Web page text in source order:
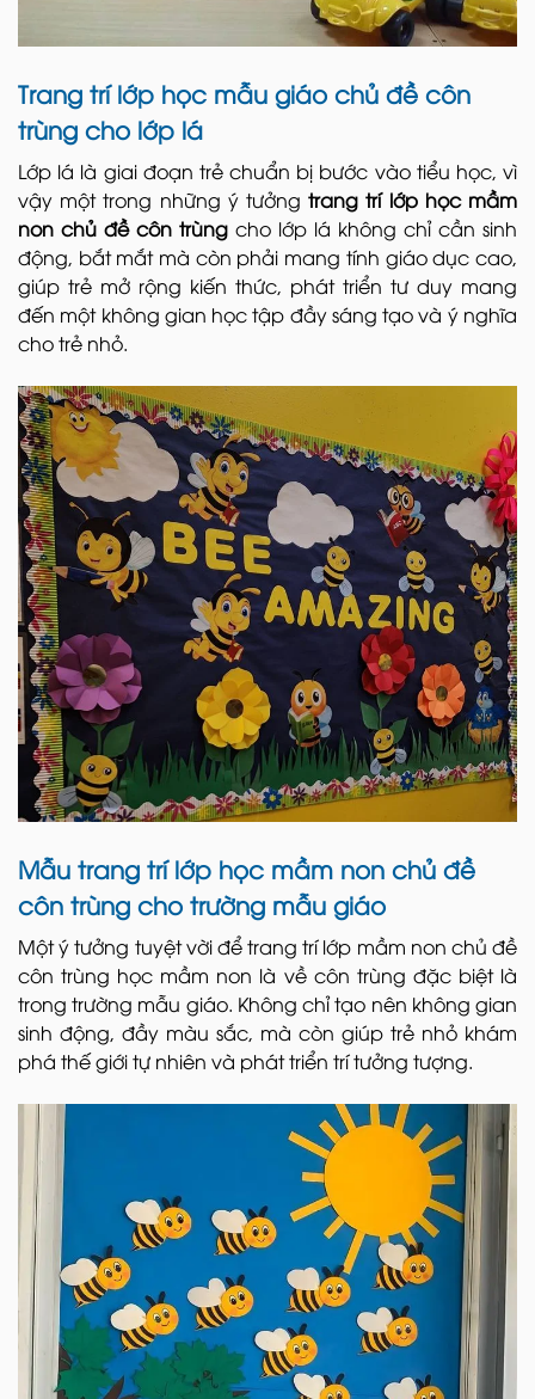
Trang trí lớp học mẫu giáo chủ đề côn
trùng cho lớp lá
Lớp lá là giai đoạn trẻ chuẩn bị bước vào tiểu học, vì
vậy một trong những ý tưởngtrang trí lớp học mầm
non chủ đề côn trùng cho lớp lá không chỉ cần sinh
động, bắt mắt mà còn phải mang tính giáo dục cao,
giúp trẻ mở rộng kiến thức, phát triển tư duy mang
đến một không gian học tập đầy sáng tạo và ý nghĩa
cho trẻ nhỏ.
Mẫu trang trí lớp học mầm non chủ đề
côn trùng cho trường mẫu giáo
Một ý tưởng tuyệt vời để trang trí lớp mầm non chủ đề
côn trùng học mầm non là về côn trùng đặc biệt là
trong trường mẫu giáo. Không chỉ tạo nên không gian
sinh động, đầy màu sắc, mà còn giúp trẻ nhỏ khám
phá thế giới tự nhiên và phát triển trí tưởng tượng.